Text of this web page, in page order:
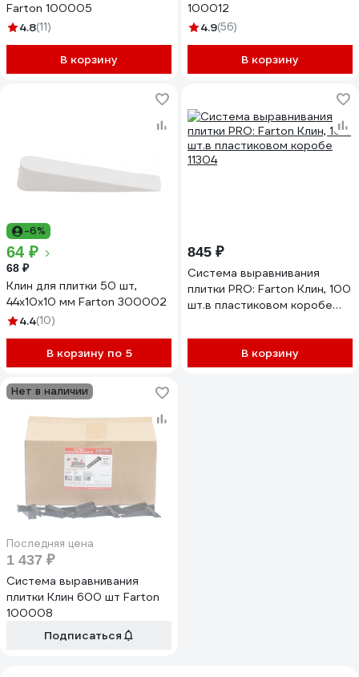
Farton 100005
4.8(11)
В корзину
100012
4.9(56)
В корзину
-6%
64 ₽
68 ₽
Клин для плитки 50 шт,
44x10x10 мм Farton 300002
4.4(10)
В корзину по 5
845 ₽
Система выравнивания
плитки PRO: Farton Клин, 100
шт.в пластиковом коробе
В корзину
Нет в наличии
Последняя цена
1 437 ₽
Система выравнивания
плитки Клин 600 шт Farton
100008
Подписаться